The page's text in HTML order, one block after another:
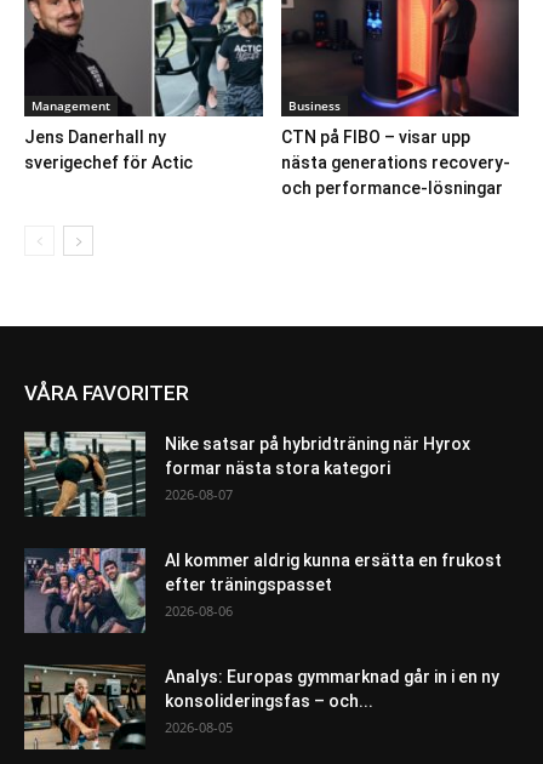
Management
Jens Danerhall ny
sverigechef för Actic
Business
CTN på FIBO – visar upp
nästa generations recovery-
och performance-lösningar
VÅRA FAVORITER
Nike satsar på hybridträning när Hyrox
formar nästa stora kategori
2026-08-07
AI kommer aldrig kunna ersätta en frukost
efter träningspasset
2026-08-06
Analys: Europas gymmarknad går in i en ny
konsolideringsfas – och...
2026-08-05